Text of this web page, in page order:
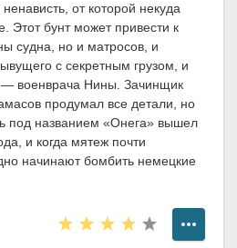
от которой некуда
Этот бунт может привести к
судна, но и матросов, и
с секретным грузом, и
— военврача Нины. Зачинщик
продумал все детали, но
под названием «Онега» вышел
и когда мятеж почти
начинают бомбить немецкие